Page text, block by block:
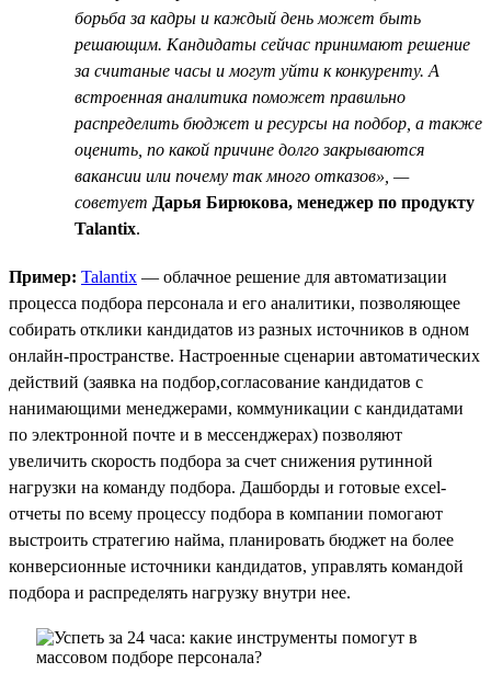
борьба за кадры и каждый день может быть
решающим. Кандидаты сейчас принимают решение
за считаные часы и могут уйти к конкуренту. А
встроенная аналитика поможет правильно
распределить бюджет и ресурсы на подбор, а также
оценить, по какой причине долго закрываются
вакансии или почему так много отказов», —
советует Дарья Бирюкова, менеджер по продукту
Talantix.
Пример: Talantix — облачное решение для автоматизации
процесса подбора персонала и его аналитики, позволяющее
собирать отклики кандидатов из разных источников в одном
онлайн-пространстве. Настроенные сценарии автоматических
действий (заявка на подбор,согласование кандидатов с
нанимающими менеджерами, коммуникации с кандидатами
по электронной почте и в мессенджерах) позволяют
увеличить скорость подбора за счет снижения рутинной
нагрузки на команду подбора. Дашборды и готовые excel-
отчеты по всему процессу подбора в компании помогают
выстроить стратегию найма, планировать бюджет на более
конверсионные источники кандидатов, управлять командой
подбора и распределять нагрузку внутри нее.